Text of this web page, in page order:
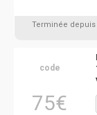
Terminée depuis
code
75€